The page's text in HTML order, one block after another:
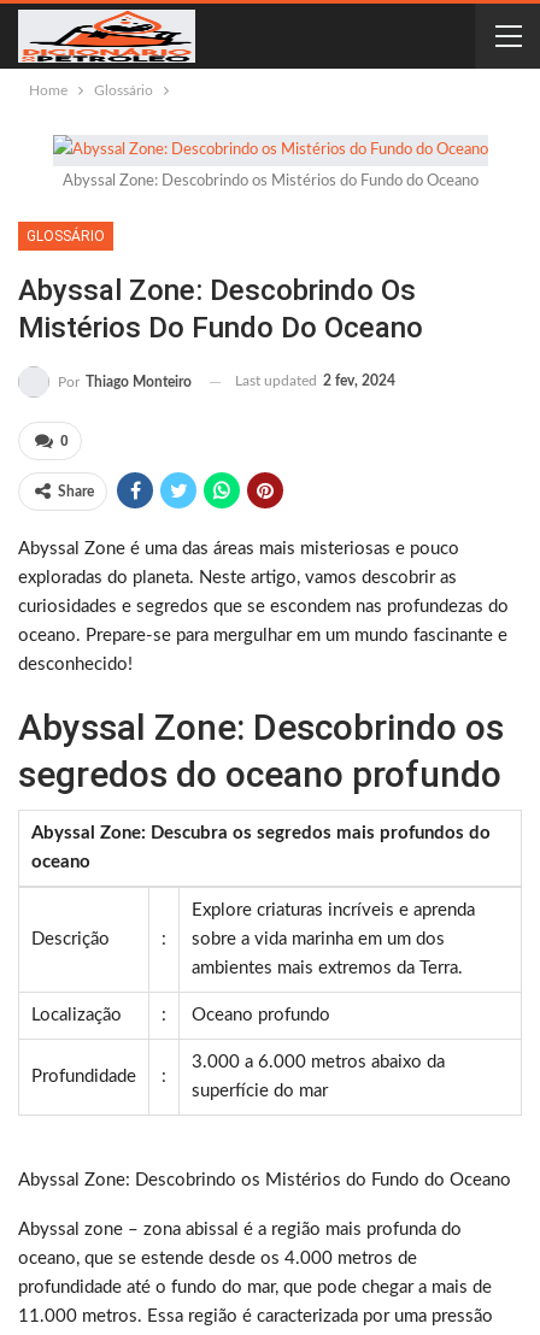
Home Glossário
Abyssal Zone: Descobrindo os Mistérios do Fundo do Oceano
GLOSSÁRIO
Abyssal Zone: Descobrindo Os
Mistérios Do Fundo Do Oceano
Por Thiago Monteiro Last updated 2 fev, 2024
0
Share
Abyssal Zone é uma das áreas mais misteriosas e pouco
exploradas do planeta. Neste artigo, vamos descobrir as
curiosidades e segredos que se escondem nas profundezas do
oceano. Prepare-se para mergulhar em um mundo fascinante e
desconhecido!
Abyssal Zone: Descobrindo os
segredos do oceano profundo
Abyssal Zone: Descubra os segredos mais profundos do
oceano
Descrição :
Explore criaturas incríveis e aprenda
sobre a vida marinha em um dos
ambientes mais extremos da Terra.
Localização : Oceano profundo
Profundidade :
3.000 a 6.000 metros abaixo da
superfície do mar
Abyssal Zone: Descobrindo os Mistérios do Fundo do Oceano
Abyssal zone – zona abissal é a região mais profunda do
oceano, que se estende desde os 4.000 metros de
profundidade até o fundo do mar, que pode chegar a mais de
11.000 metros. Essa região é caracterizada por uma pressão